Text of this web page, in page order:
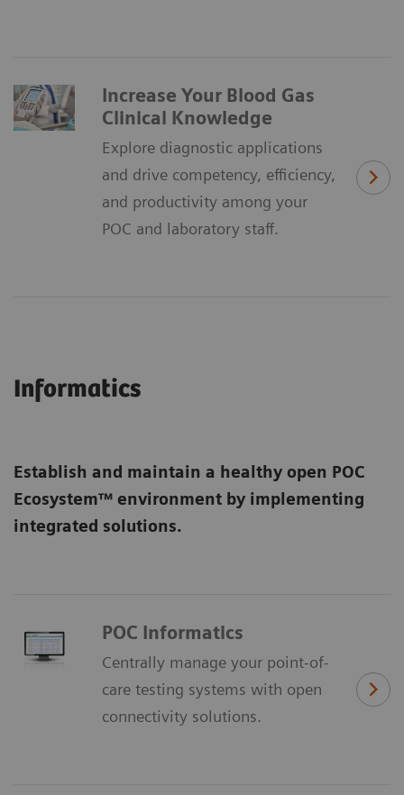
Increase Your Blood Gas
Clinical Knowledge
Explore diagnostic applications
and drive competency, efficiency,
and productivity among your
POC and laboratory staff.
Informatics
Establish and maintain a healthy open POC
Ecosystem™ environment by implementing
integrated solutions.
POC Informatics
Centrally manage your point-of-
care testing systems with open
connectivity solutions.